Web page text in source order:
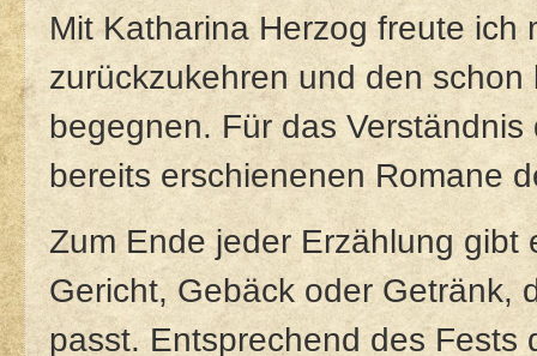
Mit Katharina Herzog freute ich
zurückzukehren und den
begegnen. Für das
bereits erschienenen Romane
Zum Ende jeder Erzählung gibt
Gericht, Gebäck oder Getränk,
passt. Entsprechend des Fests